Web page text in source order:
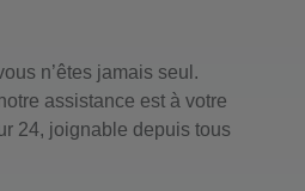
n’êtes jamais seul.
assistance est à votre
24, joignable depuis tous